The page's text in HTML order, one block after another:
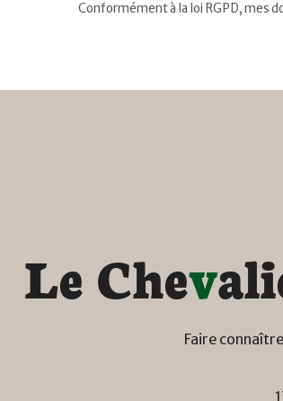
Conformément à la loi RGPD, mes
Le Chevali
Faire